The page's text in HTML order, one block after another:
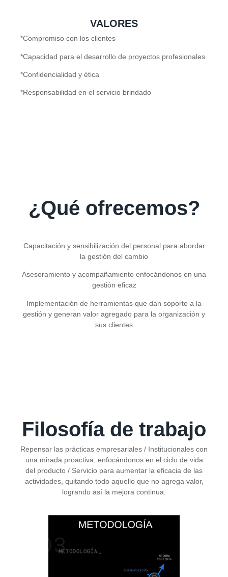
VALORES
*Compromiso con los clientes
*Capacidad para el desarrollo de proyectos profesionales
*Confidencialidad y ética
*Responsabilidad en el servicio brindado
¿Qué ofrecemos?
Capacitación y sensibilización del personal para abordar
la gestión del cambio
Asesoramiento y acompañamiento enfocándonos en una
gestión eficaz
Implementación de herramientas que dan soporte a la
gestión y generan valor agregado para la organización y
sus clientes
Filosofía de trabajo
Repensar las prácticas empresariales / Institucionales con
una mirada proactiva, enfocándonos en el ciclo de vida
del producto / Servicio para aumentar la eficacia de las
actividades, quitando todo aquello que no agrega valor,
logrando así la mejora continua.